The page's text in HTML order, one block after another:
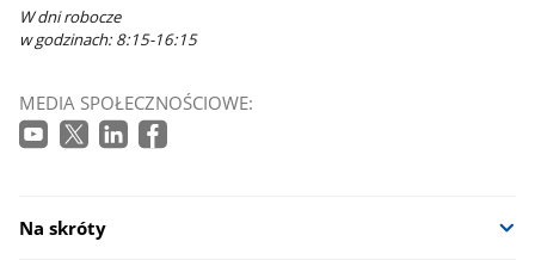
W dni robocze
w godzinach: 8:15-16:15
MEDIA SPOŁECZNOŚCIOWE:
Na skróty